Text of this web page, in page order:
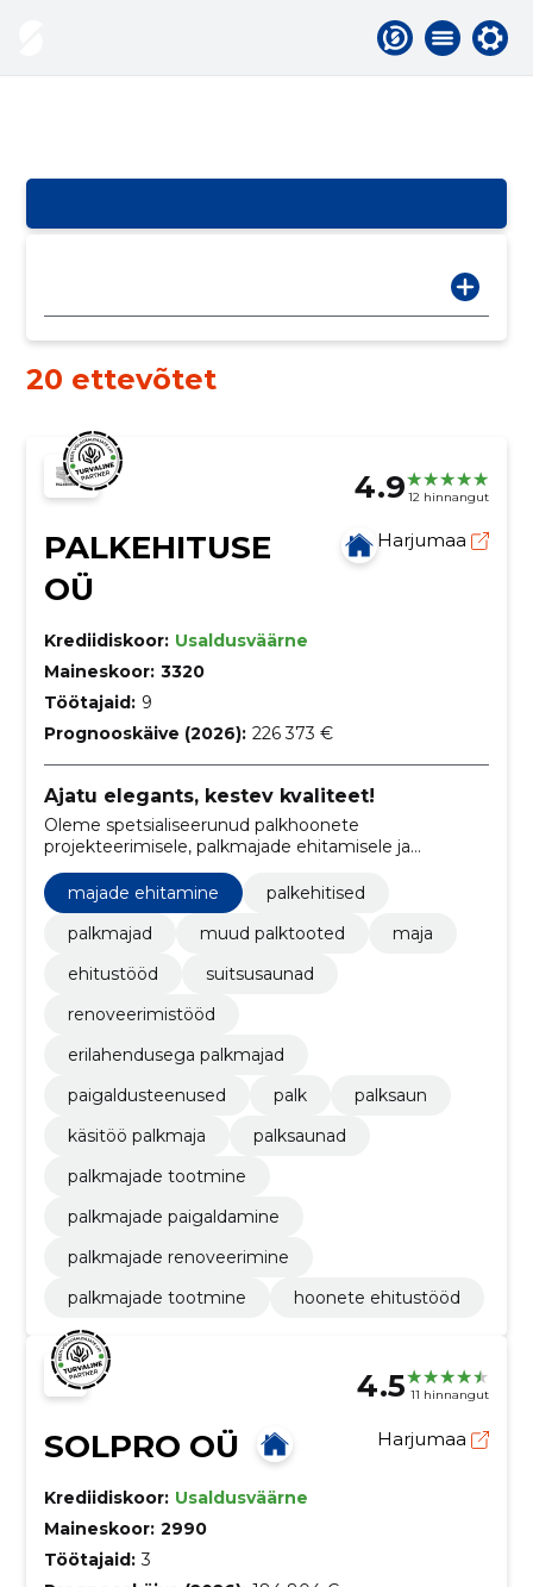
20 ettevõtet
4.9 12 hinnangut
PALKEHITUSE
OÜ
Harjumaa
Krediidiskoor: Usaldusväärne
Maineskoor: 3320
Töötajaid: 9
Prognooskäive (2026): 226 373 €
Ajatu elegants, kestev kvaliteet!
Oleme spetsialiseerunud palkhoonete
projekteerimisele, palkmajade ehitamisele ja
renoveerimistööde teostamisele.
majade ehitamine
palkehitised
palkmajad
muud palktooted
maja
ehitustööd
suitsusaunad
renoveerimistööd
erilahendusega palkmajad
paigaldusteenused
palk
palksaun
käsitöö palkmaja
palksaunad
palkmajade tootmine
palkmajade paigaldamine
palkmajade renoveerimine
palkmajade tootmine
hoonete ehitustööd
4.5 11 hinnangut
SOLPRO OÜ Harjumaa
Krediidiskoor: Usaldusväärne
Maineskoor: 2990
Töötajaid: 3